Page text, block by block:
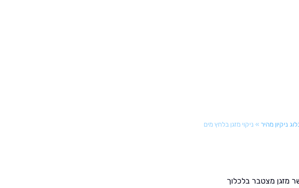
ניקיון מהיר» ניקוי מזגן בלחץ מים
מזגן מצטבר בלכלוך